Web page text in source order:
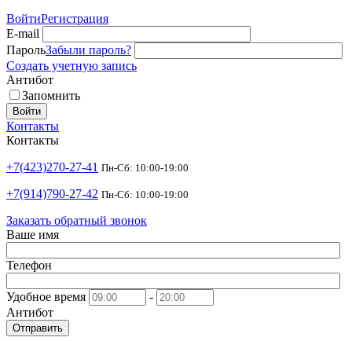
ВойтиРегистрация
E-mail
ПарольЗабыли пароль?
Создать учетную запись
Антибот
Запомнить
Войти
Контакты
Контакты
+7(423)270-27-41 Пн-Сб: 10:00-19:00
+7(914)790-27-42 Пн-Сб: 10:00-19:00
Заказать обратный звонок
Ваше имя
Телефон
Удобное время
-
Антибот
Отправить